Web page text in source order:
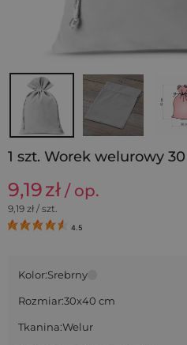
1 szt. Worek welurowy
9,19zł / op.
9,19 zł / szt.
4.5
Kolor:Srebrny
Rozmiar:30x40 cm
Tkanina:Welur